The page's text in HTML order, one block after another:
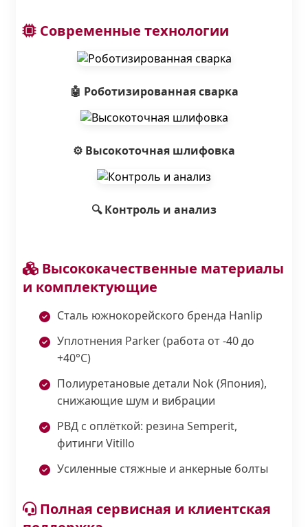
Современные технологии
🤖 Роботизированная сварка
⚙️ Высокоточная шлифовка
🔍 Контроль и анализ
Высококачественные материалы
и комплектующие
Сталь южнокорейского бренда Hanlip
Уплотнения Parker (работа от -40 до
+40°С)
Полиуретановые детали Nok (Япония),
снижающие шум и вибрации
РВД с оплёткой: резина Semperit,
фитинги Vitillo
Усиленные стяжные и анкерные болты
Полная сервисная и клиентская